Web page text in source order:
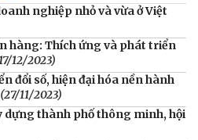
nghiệp nhỏ và vừa ở Việt
hàng: Thích ứng và phát triển
12/2023)
đổi số, hiện đại hóa nền hành
(27/11/2023)
dựng thành phố thông minh, hội